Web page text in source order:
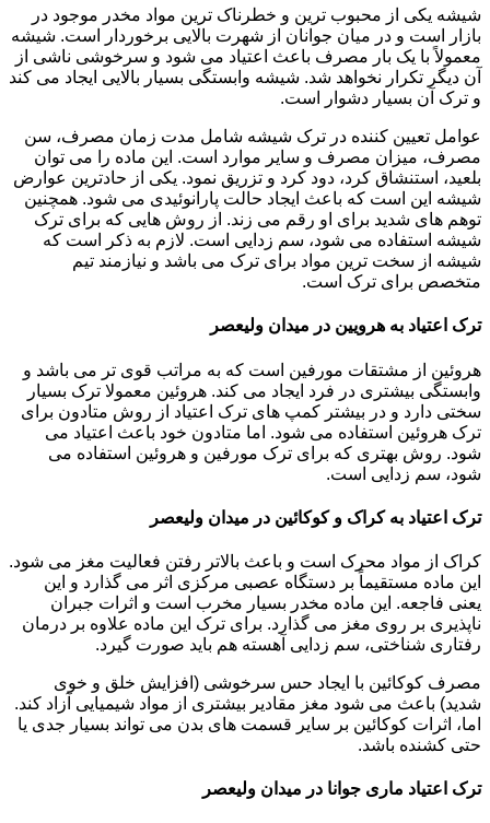
شیشه یکی از محبوب ترین و خطرناک ترین مواد مخدر موجود در
بازار است و در میان جوانان از شهرت بالایی برخوردار است. شیشه
معمولاً با یک بار مصرف باعث اعتیاد می شود و سرخوشی ناشی از
آن دیگر تکرار نخواهد شد. شیشه وابستگی بسیار بالایی ایجاد می کند
و ترک آن بسیار دشوار است.
عوامل تعیین کننده در ترک شیشه شامل مدت زمان مصرف، سن
مصرف، میزان مصرف و سایر موارد است. این ماده را می توان
بلعید، استنشاق کرد، دود کرد و تزریق نمود. یکی از حادترین عوارض
شیشه این است که باعث ایجاد حالت پارانوئیدی می شود. همچنین
توهم های شدید برای او رقم می زند. از روش هایی که برای ترک
شیشه استفاده می شود، سم زدایی است. لازم به ذکر است که
شیشه از سخت ترین مواد برای ترک می باشد و نیازمند تیم
متخصص برای ترک است.
ترک اعتیاد به هرویین در میدان ولیعصر
هروئین از مشتقات مورفین است که به مراتب قوی تر می باشد و
وابستگی بیشتری در فرد ایجاد می کند. هروئین معمولا ترک بسیار
سختی دارد و در بیشتر کمپ های ترک اعتیاد از روش متادون برای
ترک هروئین استفاده می شود. اما متادون خود باعث اعتیاد می
شود. روش بهتری که برای ترک مورفین و هروئین استفاده می
شود، سم زدایی است.
ترک اعتیاد به کراک و کوکائین در میدان ولیعصر
کراک از مواد محرک است و باعث بالاتر رفتن فعالیت مغز می شود.
این ماده مستقیماً بر دستگاه عصبی مرکزی اثر می گذارد و این
یعنی فاجعه. این ماده مخدر بسیار مخرب است و اثرات جبران
ناپذیری بر روی مغز می گذارد. برای ترک این ماده علاوه بر درمان
رفتاری شناختی، سم زدایی آهسته هم باید صورت گیرد.
مصرف کوکائین با ایجاد حس سرخوشی (افزایش خلق و خوی
شدید) باعث می شود مغز مقادیر بیشتری از مواد شیمیایی آزاد کند.
اما، اثرات کوکائین بر سایر قسمت های بدن می تواند بسیار جدی یا
حتی کشنده باشد.
ترک اعتیاد ماری جوانا در میدان ولیعصر